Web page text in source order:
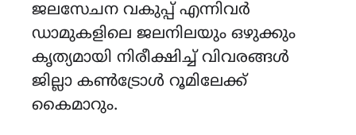
ജലസേചന വകുപ്പ് എന്നിവർ
ഡാമുകളിലെ ജലനിലയും ഒഴുക്കും
കൃത്യമായി നിരീക്ഷിച്ച് വിവരങ്ങൾ
ജില്ലാ കൺട്രോൾ റൂമിലേക്ക്
കൈമാറും.